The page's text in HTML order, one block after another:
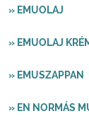
» EMUOLAJ
» EMUOLAJ
» EMUSZAPPAN
» EN NORMÁS